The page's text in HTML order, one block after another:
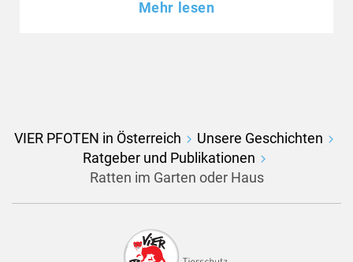
Mehr lesen
VIER PFOTEN in Österreich
Unsere Geschichten
Ratgeber und Publikationen
Ratten im Garten oder Haus